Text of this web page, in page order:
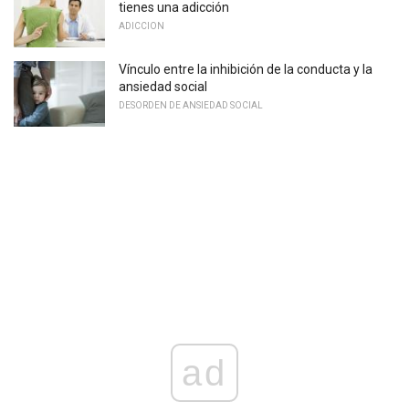
tienes una adicción
ADICCION
Vínculo entre la inhibición de la conducta y la
ansiedad social
DESORDEN DE ANSIEDAD SOCIAL
ad